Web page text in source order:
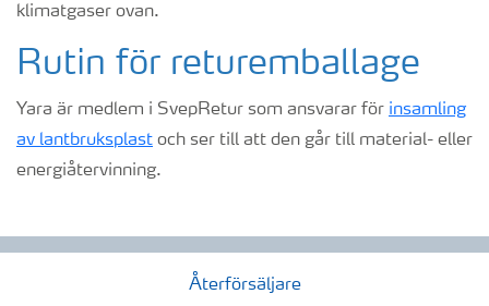
klimatgaser ovan.
Rutin för returemballage
Yara är medlem i SvepRetur som ansvarar för insamling
av lantbruksplast och ser till att den går till material- eller
energiåtervinning.
Återförsäljare